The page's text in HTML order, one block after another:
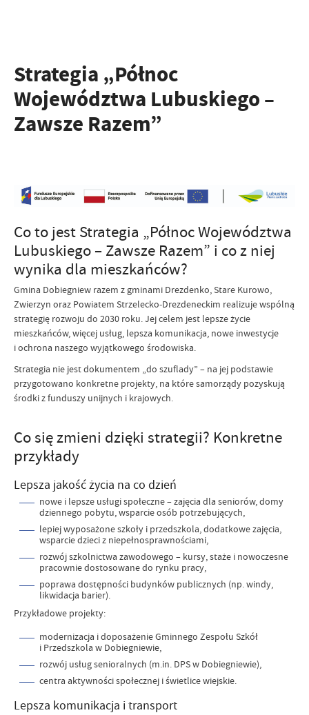
Strategia „Północ
Województwa Lubuskiego –
Zawsze Razem”
Co to jest Strategia „Północ Województwa
Lubuskiego – Zawsze Razem” i co z niej
wynika dla mieszkańców?
Gmina Dobiegniew razem z gminami Drezdenko, Stare Kurowo,
Zwierzyn oraz Powiatem Strzelecko‑Drezdeneckim realizuje wspólną
strategię rozwoju do 2030 roku. Jej celem jest lepsze życie
mieszkańców, więcej usług, lepsza komunikacja, nowe inwestycje
i ochrona naszego wyjątkowego środowiska.
Strategia nie jest dokumentem „do szuflady” – na jej podstawie
przygotowano konkretne projekty, na które samorządy pozyskują
środki z funduszy unijnych i krajowych.
Co się zmieni dzięki strategii? Konkretne
przykłady
Lepsza jakość życia na co dzień
nowe i lepsze usługi społeczne – zajęcia dla seniorów, domy
dziennego pobytu, wsparcie osób potrzebujących,
lepiej wyposażone szkoły i przedszkola, dodatkowe zajęcia,
wsparcie dzieci z niepełnosprawnościami,
rozwój szkolnictwa zawodowego – kursy, staże i nowoczesne
pracownie dostosowane do rynku pracy,
poprawa dostępności budynków publicznych (np. windy,
likwidacja barier).
Przykładowe projekty:
modernizacja i doposażenie Gminnego Zespołu Szkół
i Przedszkola w Dobiegniewie,
rozwój usług senioralnych (m.in. DPS w Dobiegniewie),
centra aktywności społecznej i świetlice wiejskie.
Lepsza komunikacja i transport